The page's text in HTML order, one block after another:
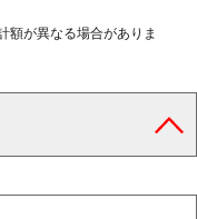
額が異なる場合がありま